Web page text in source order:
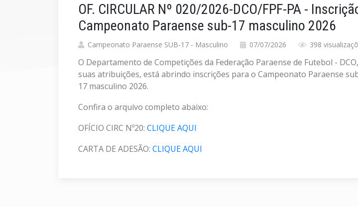
OF. CIRCULAR Nº 020/2026-DCO/FPF-PA -
Campeonato Paraense sub-17 masculino 2026
Campeonato Paraense SUB-17 - Masculino 07/07/2026 398
O Departamento de Competições da Federação Paraense de Futebol -
suas atribuições, está abrindo inscrições para o Campeonato Paraense
17 masculino 2026.
Confira o arquivo completo abaixo:
OFÍCIO CIRC Nº20: CLIQUE AQUI
CARTA DE ADESÃO: CLIQUE AQUI